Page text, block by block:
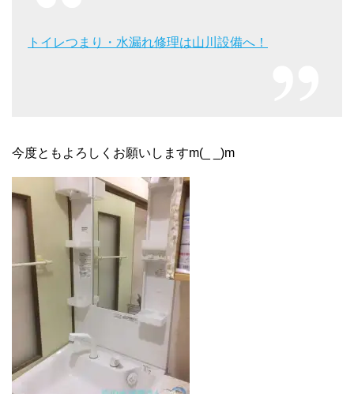
トイレつまり・水漏れ修理は山川設備へ！
今度ともよろしくお願いしますm(_ _)m